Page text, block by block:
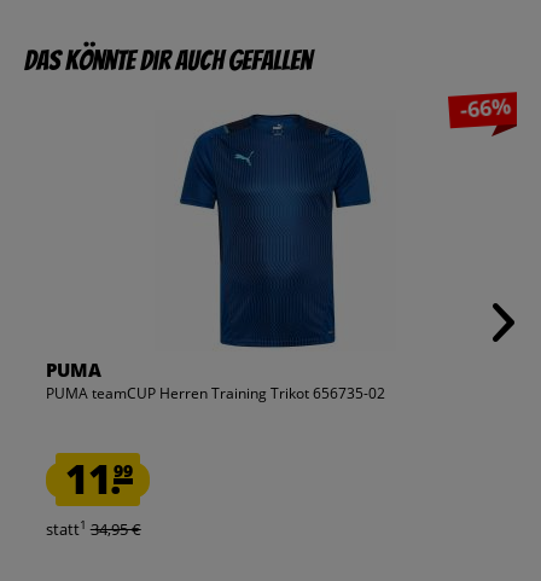
Das könnte dir auch gefallen
-66%
PUMA
PUMA teamCUP Herren Training Trikot 656735-02
11.99
statt1 34,95 €